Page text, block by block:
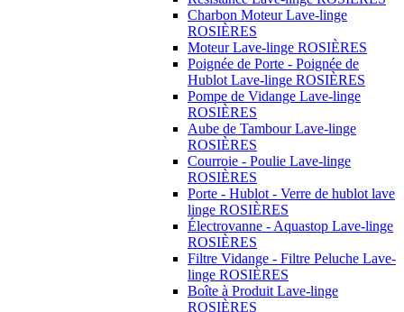
Charbon Moteur Lave-linge
ROSIÈRES
Moteur Lave-linge ROSIÈRES
Poignée de Porte - Poignée de
Hublot Lave-linge ROSIÈRES
Pompe de Vidange Lave-linge
ROSIÈRES
Aube de Tambour Lave-linge
ROSIÈRES
Courroie - Poulie Lave-linge
ROSIÈRES
Porte - Hublot - Verre de hublot lave
linge ROSIÈRES
Électrovanne - Aquastop Lave-linge
ROSIÈRES
Filtre Vidange - Filtre Peluche Lave-
linge ROSIÈRES
Boîte à Produit Lave-linge
ROSIÈRES